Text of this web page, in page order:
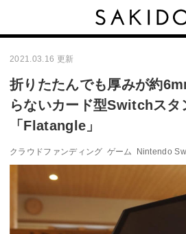
2021.03.16 更新
折りたたんでも厚みが約
らないカード型Switchスタ
「Flatangle」
クラウドファンディング ゲーム Nintendo